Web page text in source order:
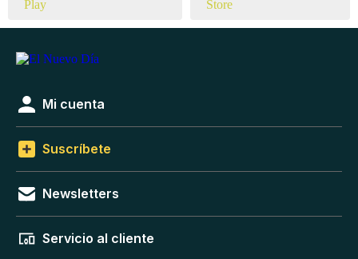
Mi cuenta
Suscríbete
Newsletters
Servicio al cliente